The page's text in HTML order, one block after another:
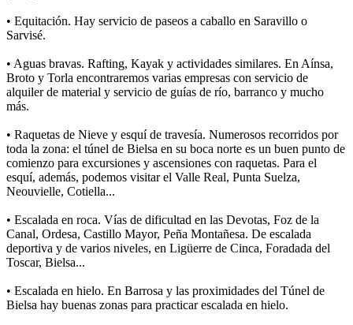
• Equitación. Hay servicio de paseos a caballo en Saravillo o
Sarvisé.
• Aguas bravas. Rafting, Kayak y actividades similares. En Aínsa,
Broto y Torla encontraremos varias empresas con servicio de
alquiler de material y servicio de guías de río, barranco y mucho
más.
• Raquetas de Nieve y esquí de travesía. Numerosos recorridos por
toda la zona: el túnel de Bielsa en su boca norte es un buen punto de
comienzo para excursiones y ascensiones con raquetas. Para el
esquí, además, podemos visitar el Valle Real, Punta Suelza,
Neouvielle, Cotiella...
• Escalada en roca. Vías de dificultad en las Devotas, Foz de la
Canal, Ordesa, Castillo Mayor, Peña Montañesa. De escalada
deportiva y de varios niveles, en Ligüerre de Cinca, Foradada del
Toscar, Bielsa...
• Escalada en hielo. En Barrosa y las proximidades del Túnel de
Bielsa hay buenas zonas para practicar escalada en hielo.